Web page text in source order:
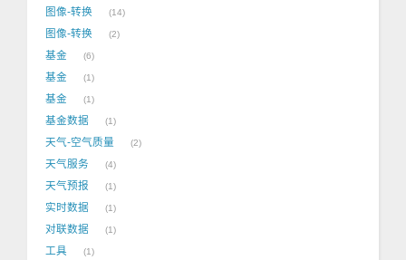
图像-转换 14
图像-转换 2
基金 6
基金 1
基金 1
基金数据 1
天气-空气质量 2
天气服务 4
天气预报 1
实时数据 1
对联数据 1
工具 1